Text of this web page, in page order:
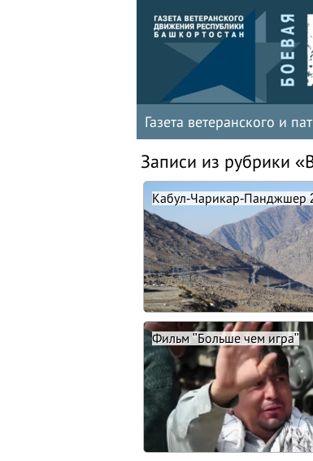
Газета ветеранского и
Записи из рубрики
Кабул-Чарикар-Панджшер
Фильм "Больше чем игра"